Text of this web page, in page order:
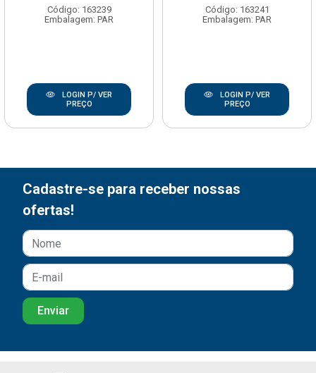
Código: 163239
Embalagem: PAR
LOGIN P/ VER
PREÇO
Código: 163241
Embalagem: PAR
LOGIN P/ VER
PREÇO
Cadastre-se para receber nossas
ofertas!